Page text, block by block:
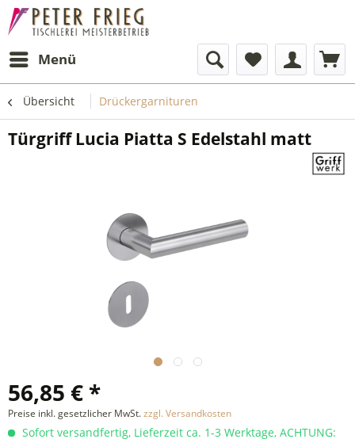
Menü
Übersicht Drückergarnituren
Türgriff Lucia Piatta S Edelstahl matt
56,85 € *
Preise inkl. gesetzlicher MwSt.zzgl. Versandkosten
Sofort versandfertig, Lieferzeit ca. 1-3 Werktage, ACHTUNG: